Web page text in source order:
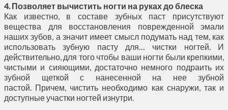
4. Позволяет вычистить ногти на руках до блеска
Как известно, в составе зубных паст присутствуют
вещества для восстановления поврежденной эмали
наших зубов, а значит имеет смысл подумать над тем, как
использовать зубную пасту для… чистки ногтей. И
действительно, для того чтобы ваши ногти были крепкими,
чистыми и сияющими, достаточно немного подраить их
зубной щеткой с нанесенной на нее зубной
пастой. Причем, чистить необходимо как снаружи, так и
доступные участки ногтей изнутри.